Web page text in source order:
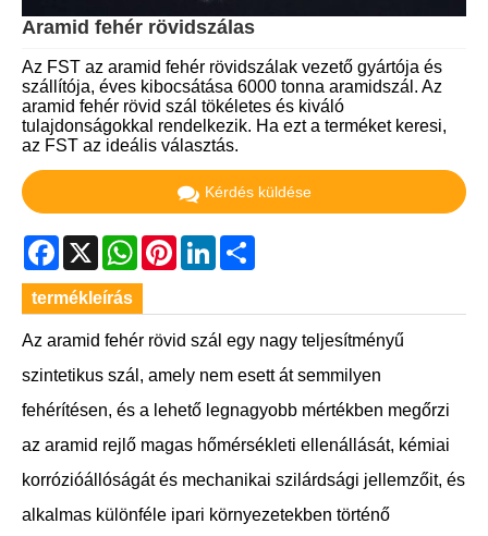
Aramid fehér rövidszálas
Az FST az aramid fehér rövidszálak vezető gyártója és
szállítója, éves kibocsátása 6000 tonna aramidszál. Az
aramid fehér rövid szál tökéletes és kiváló
tulajdonságokkal rendelkezik. Ha ezt a terméket keresi,
az FST az ideális választás.
Kérdés küldése
Facebook
X WhatsApp
PinterestLinkedIn
termékleírás
Az aramid fehér rövid szál egy nagy teljesítményű
szintetikus szál, amely nem esett át semmilyen
fehérítésen, és a lehető legnagyobb mértékben megőrzi
az aramid rejlő magas hőmérsékleti ellenállását, kémiai
korrózióállóságát és mechanikai szilárdsági jellemzőit, és
alkalmas különféle ipari környezetekben történő